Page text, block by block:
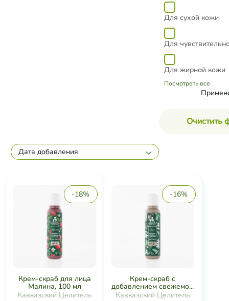
Дата добавления
Для сухой кожи
Для
Для жирной кожи
Посмотреть все
Очистить
-18%
Крем-скраб для лица
Малина, 100 мл
Кавказский Целитель
-16%
Крем-скраб с
добавлением свежемо...
Кавказский Целитель